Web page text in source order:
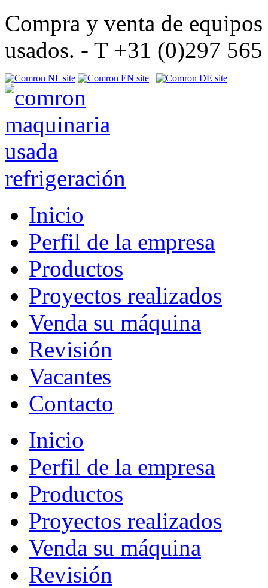
Compra y venta de
usados. - T +31 (0)297
Inicio
Perfil de la empresa
Productos
Proyectos realizados
Venda su máquina
Revisión
Vacantes
Contacto
Inicio
Perfil de la empresa
Productos
Proyectos realizados
Venda su máquina
Revisión